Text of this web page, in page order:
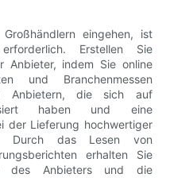
eingehen, ist
Erstellen Sie
Anbieter, indem Sie online
und Branchenmessen
Anbietern, die sich auf
haben und eine
der Lieferung hochwertiger
Durch das Lesen von
erhalten Sie
des Anbieters und die